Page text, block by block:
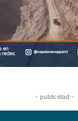
- publicidad -